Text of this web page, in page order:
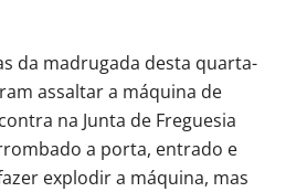
da madrugada desta quarta-
assaltar a máquina de
na Junta de Freguesia
a porta, entrado e
explodir a máquina, mas